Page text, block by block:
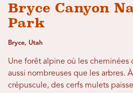
Bryce Canyon
Park
Bryce, Utah
Une forêt alpine où les cheminées
aussi nombreuses que les arbres.
crépuscule, des cerfs mulets